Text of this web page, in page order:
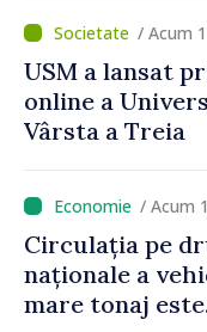
Irlandei de
Horine
/ Acum
USM a lansat
online a
Vârsta a Treia
/ Acum
Circulația pe
naționale a
mare tonaj este